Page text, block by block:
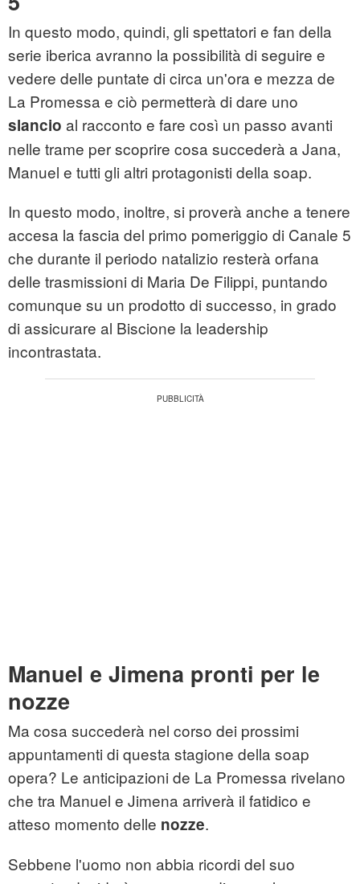
In questo modo, quindi, gli spettatori e fan della
serie iberica avranno la possibilità di seguire e
vedere delle puntate di circa un'ora e mezza de
La Promessa e ciò permetterà di dare uno
slancio al racconto e fare così un passo avanti
nelle trame per scoprire cosa succederà a Jana,
Manuel e tutti gli altri protagonisti della soap.
In questo modo, inoltre, si proverà anche a tenere
accesa la fascia del primo pomeriggio di Canale 5
che durante il periodo natalizio resterà orfana
delle trasmissioni di Maria De Filippi, puntando
comunque su un prodotto di successo, in grado
di assicurare al Biscione la leadership
incontrastata.
Manuel e Jimena pronti per le
nozze
Ma cosa succederà nel corso dei prossimi
appuntamenti di questa stagione della soap
opera? Le anticipazioni de La Promessa rivelano
che tra Manuel e Jimena arriverà il fatidico e
atteso momento delle nozze.
Sebbene l'uomo non abbia ricordi del suo